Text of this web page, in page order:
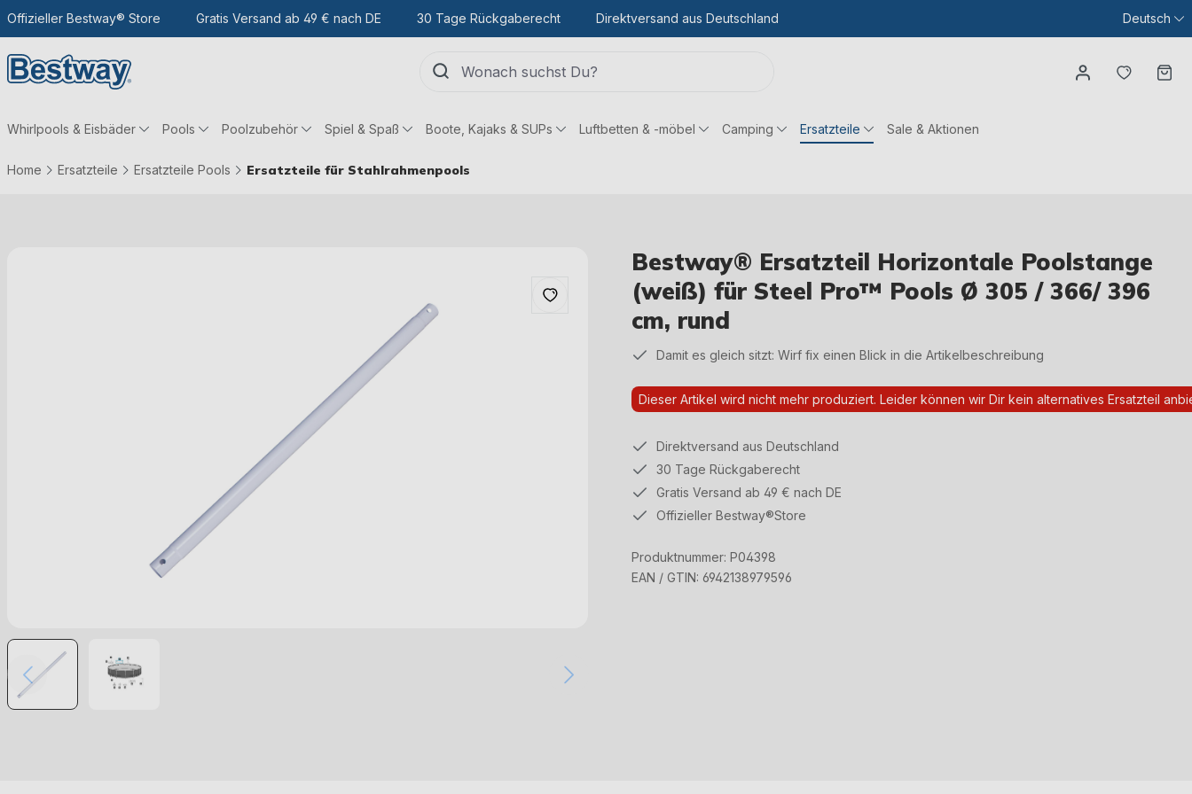
Hauptinhalt
Zur Suche
Zur Hauptnavigation
Offizieller Bestway® Store Gratis Versand ab 49 € nach DE 30 Tage Rückgaberecht Direktversand aus Deutschland Deutsch
Du
Whirlpools & Eisbäder Pools Poolzubehör Spiel & Spaß Boote, Kajaks & SUPs Luftbetten & -möbel Camping Ersatzteile Sale & Aktionen
Home Ersatzteile Ersatzteile Pools Ersatzteile für Stahlrahmenpools
Bestway® Ersatzteil Horizontale Poolstange
(weiß) für Steel Pro™ Pools Ø 305 / 366/ 396
cm, rund
Damit es gleich sitzt: Wirf fix einen Blick in die Artikelbeschreibung
Dieser Artikel wird nicht mehr produziert. Leider können wir Dir kein alternatives Ersatzteil
Direktversand aus Deutschland
30 Tage Rückgaberecht
Gratis Versand ab 49 € nach DE
Offizieller Bestway®Store
Produktnummer: P04398
EAN / GTIN: 6942138979596